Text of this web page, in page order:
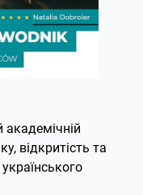
відкритість та